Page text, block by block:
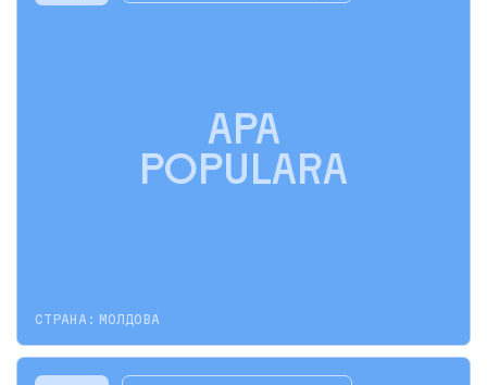
APA
POPULARA
СТРАНА: МОЛДОВА